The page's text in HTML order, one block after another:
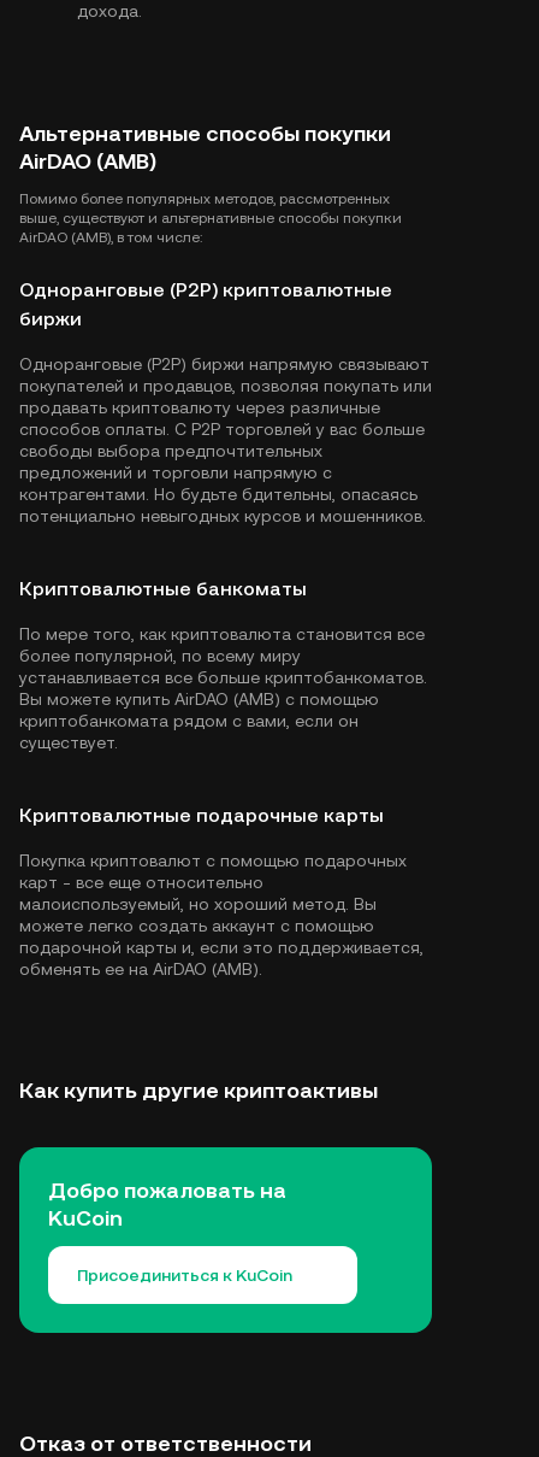
дохода.
Альтернативные способы покупки
AirDAO (AMB)
Помимо более популярных методов, рассмотренных
выше, существуют и альтернативные способы покупки
AirDAO (AMB), в том числе:
Одноранговые (P2P) криптовалютные
биржи
Одноранговые (P2P) биржи напрямую связывают
покупателей и продавцов, позволяя покупать или
продавать криптовалюту через различные
способов оплаты. С P2P торговлей у вас больше
свободы выбора предпочтительных
предложений и торговли напрямую с
контрагентами. Но будьте бдительны, опасаясь
потенциально невыгодных курсов и мошенников.
Криптовалютные банкоматы
По мере того, как криптовалюта становится все
более популярной, по всему миру
устанавливается все больше криптобанкоматов.
Вы можете купить AirDAO (AMB) с помощью
криптобанкомата рядом с вами, если он
существует.
Криптовалютные подарочные карты
Покупка криптовалют с помощью подарочных
карт - все еще относительно
малоиспользуемый, но хороший метод. Вы
можете легко создать аккаунт с помощью
подарочной карты и, если это поддерживается,
обменять ее на AirDAO (AMB).
Как купить другие криптоактивы
Добро пожаловать на
KuCoin
Присоединиться к KuCoin
Отказ от ответственности